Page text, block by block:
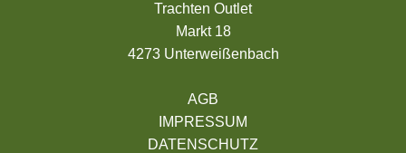
Trachten Outlet
Markt 18
4273 Unterweißenbach
AGB
IMPRESSUM
DATENSCHUTZ